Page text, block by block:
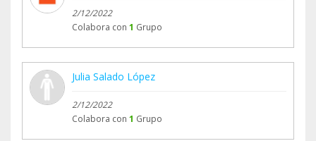
2/12/2022
Colabora con 1 Grupo
Julia Salado López
2/12/2022
Colabora con 1 Grupo